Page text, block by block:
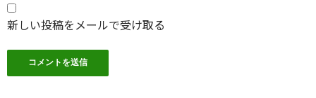
新しい投稿をメールで受け取る